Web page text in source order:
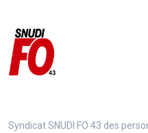
Syndicat SNUDI FO 43 des